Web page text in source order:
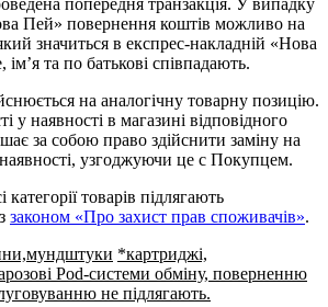
попередня транзакція. У випадку
Пей» повернення коштів можливо на
значиться в експрес-накладній «Нова
та по батькові співпадають.
на аналогічну товарну позицію.
у наявності в магазині відповідного
за собою право здійснити заміну на
узгоджуючи це с Покупцем.
категорії товарів підлягають
законом «Про захист прав споживачів».
*картриджі,
Pod-системи обміну, поверненню
не підлягають.